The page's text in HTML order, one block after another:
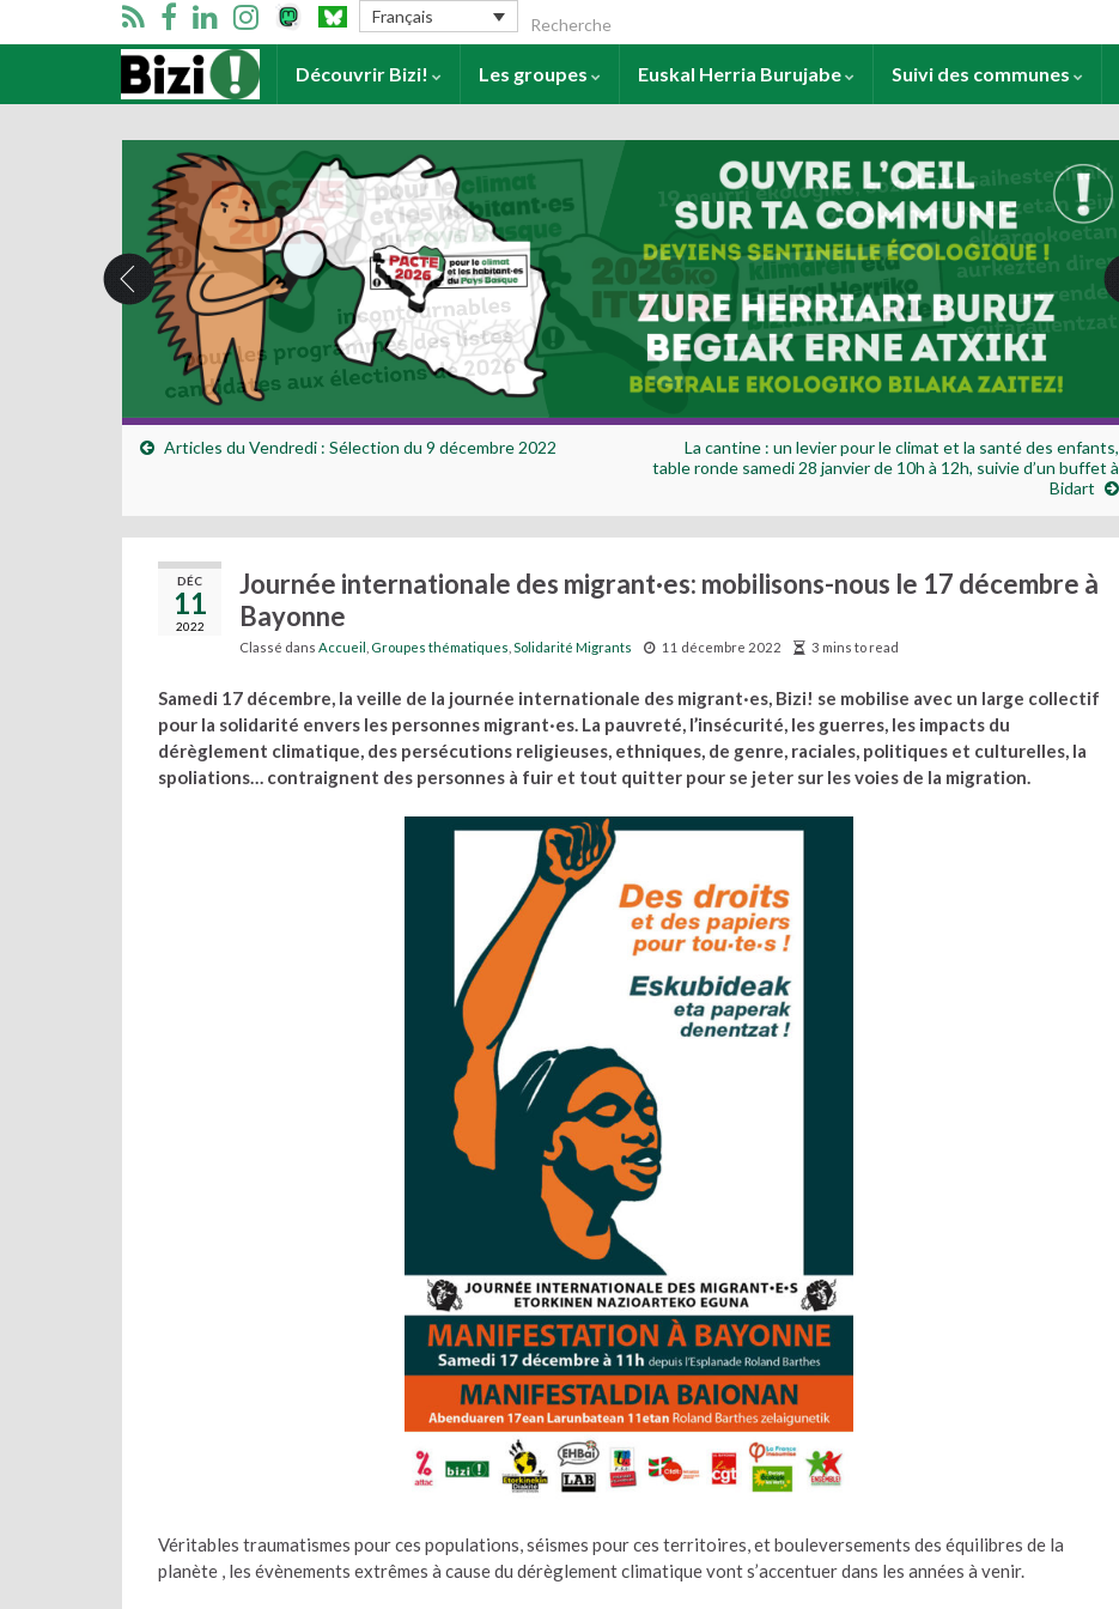
Français Search for:
Accueil Découvrir Bizi! Les groupes Euskal Herria Burujabe Suivi des communes
Articles du Vendredi : Sélection du 9 décembre 2022
La cantine : un levier pour le climat et la santé des enfants,
table ronde samedi 28 janvier de 10h à 12h, suivie d’un buffet à
Bidart
DÉC
11
2022
Journée internationale des migrant·es: mobilisons-nous le 17 décembre à
Bayonne
Classé dans Accueil Groupes thématiques Solidarité Migrants 11 décembre 2022 3 mins to read
Samedi 17 décembre, la veille de la journée internationale des migrant·es, Bizi! se mobilise avec un large collectif
pour la solidarité envers les personnes migrant·es. La pauvreté, l’insécurité, les guerres, les impacts du
dérèglement climatique, des persécutions religieuses, ethniques, de genre, raciales, politiques et culturelles, la
spoliations… contraignent des personnes à fuir et tout quitter pour se jeter sur les voies de la migration.
Véritables traumatismes pour ces populations, séismes pour ces territoires, et bouleversements des équilibres de la
planète , les évènements extrêmes à cause du dérèglement climatique vont s’accentuer dans les années à venir.